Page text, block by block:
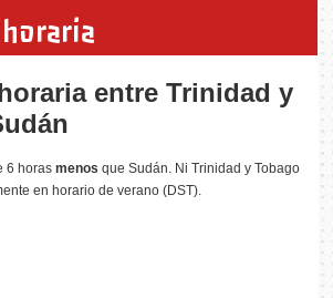
entre Trinidad y
6 horasmenos que Sudán. Ni Trinidad y Tobago
en horario de verano (DST).